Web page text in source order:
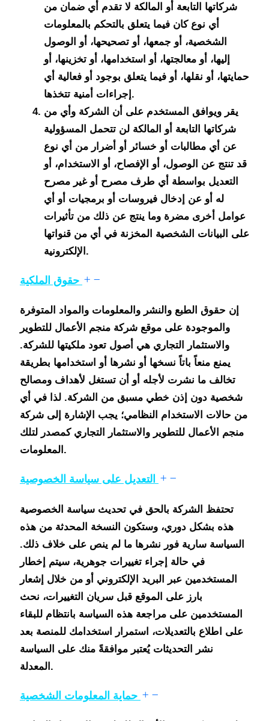
شركاتها التابعة أو المالكة لا تقدم أي ضمان من
أي نوع كان فيما يتعلق بالتحكم بالمعلومات
الشخصية، أو جمعها، أو تصحيحها، أو الوصول
إليها، أو معالجتها، أو استخدامها، أو تخزينها، أو
حمايتها، أو نقلها، أو فيما يتعلق بوجود أو فعالية أي
إجراءات أمنية تتخذها.
يقر ويوافق المستخدم على أن الشركة وأي من
شركاتها التابعة أو المالكة لن تتحمل المسؤولية
عن أي مطالبات أو خسائر أو أضرار من أي نوع
قد تنتج عن الوصول، أو الإفصاح، أو الاستخدام، أو
التعديل بواسطة أي طرف مصرح أو غير مصرح
له أو عن إدخال فيروسات أو برمجيات أو أي
عوامل أخرى مضرة وما ينتج عن ذلك من تأثيرات
على البيانات الشخصية المخزنة في أي من قنواتها
الإلكترونية.
حقوق الملكية
إن حقوق الطبع والنشر والمعلومات والمواد المتوفرة
والموجودة على موقع شركة منجم الأعمال للتطوير
والاستثمار التجاري هي أصول تعود ملكيتها للشركة.
يمنع منعاً باتاً نسخها أو نشرها أو استخدامها بطريقة
تخالف ما نشرت لأجله أو أن تستغل لأهداف ومصالح
شخصية دون إذن خطي مسبق من الشركة. لذا في أي
من حالات الاستخدام النظامي؛ يجب الإشارة إلى شركة
منجم الأعمال للتطوير والاستثمار التجاري كمصدر لتلك
المعلومات.
التعديل على سياسة الخصوصية
تحتفظ الشركة بالحق في تحديث سياسة الخصوصية
هذه بشكل دوري، وستكون النسخة المحدثة من هذه
السياسة سارية فور نشرها ما لم ينص على خلاف ذلك.
في حالة إجراء تغييرات جوهرية، سيتم إخطار
المستخدمين عبر البريد الإلكتروني أو من خلال إشعار
بارز على الموقع قبل سريان التغييرات، نحث
المستخدمين على مراجعة هذه السياسة بانتظام للبقاء
على اطلاع بالتعديلات، استمرار استخدامك للمنصة بعد
نشر التحديثات يُعتبر موافقةً منك على السياسة
المعدلة.
حماية المعلومات الشخصية